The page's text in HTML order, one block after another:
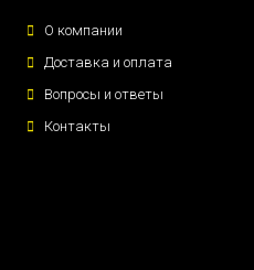
О компании
Доставка и оплата
Вопросы и ответы
Контакты